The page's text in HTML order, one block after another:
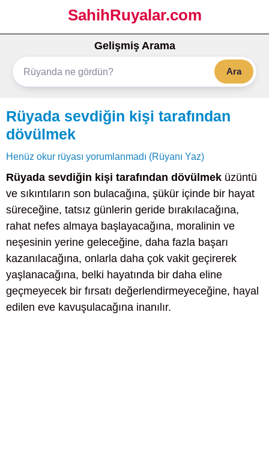
SahihRuyalar.com
Gelişmiş Arama
Ara
Rüyada sevdiğin kişi tarafından
dövülmek
Henüz okur rüyası yorumlanmadı (Rüyanı Yaz)
Rüyada sevdiğin kişi tarafından dövülmek üzüntü
ve sıkıntıların son bulacağına, şükür içinde bir hayat
süreceğine, tatsız günlerin geride bırakılacağına,
rahat nefes almaya başlayacağına, moralinin ve
neşesinin yerine geleceğine, daha fazla başarı
kazanılacağına, onlarla daha çok vakit geçirerek
yaşlanacağına, belki hayatında bir daha eline
geçmeyecek bir fırsatı değerlendirmeyeceğine, hayal
edilen eve kavuşulacağına inanılır.